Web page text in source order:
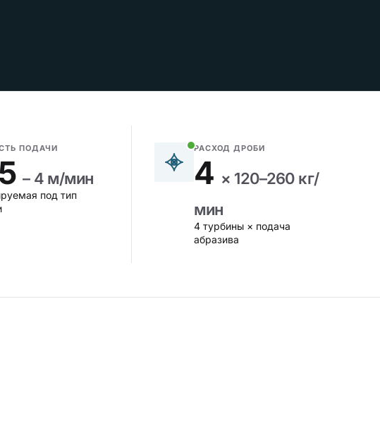
ПОДАЧИ
– 4 м/мин
под тип
РАСХОД ДРОБИ
4 × 120–260 кг/
мин
4 турбины × подача
абразива